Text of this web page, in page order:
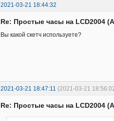
2021-03-21 18:44:32
Re: Простые часы на LCD2004
Вы какой скетч используете?
2021-03-21 18:47:11 (2021-03-21
Re: Простые часы на LCD2004